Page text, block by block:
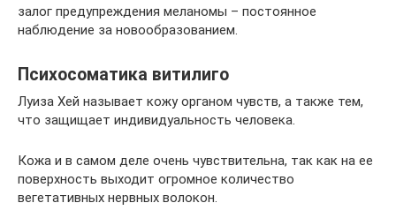
залог предупреждения меланомы – постоянное
наблюдение за новообразованием.
Психосоматика витилиго
Луиза Хей называет кожу органом чувств, а также тем,
что защищает индивидуальность человека.
Кожа и в самом деле очень чувствительна, так как на ее
поверхность выходит огромное количество
вегетативных нервных волокон.